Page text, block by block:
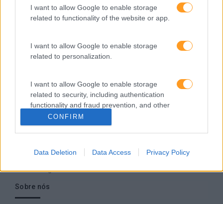
I want to allow Google to enable storage
related to functionality of the website or app.
I want to allow Google to enable storage
related to personalization.
I want to allow Google to enable storage
related to security, including authentication
functionality and fraud prevention, and other
user protection.
CONFIRM
Data Deletion Data Access Privacy Policy
em Portugal desde 1998.
Ver todas as formações
Soluções
Formação
Consultoria
Digital Learning
Mentoring
Coaching
Sobre nós